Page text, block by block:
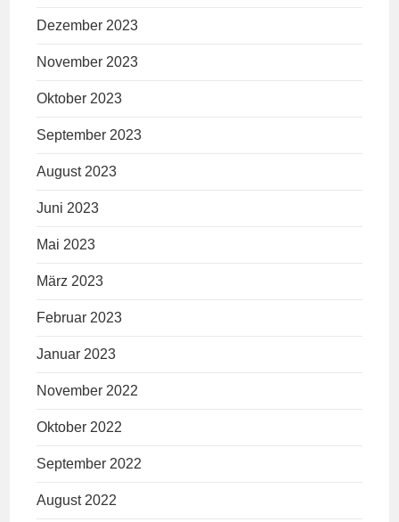
Dezember 2023
November 2023
Oktober 2023
September 2023
August 2023
Juni 2023
Mai 2023
März 2023
Februar 2023
Januar 2023
November 2022
Oktober 2022
September 2022
August 2022